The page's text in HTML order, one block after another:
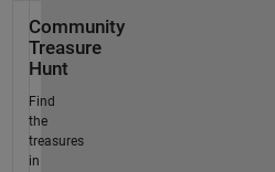
Community
Treasure
Hunt
Find
the
treasures
in